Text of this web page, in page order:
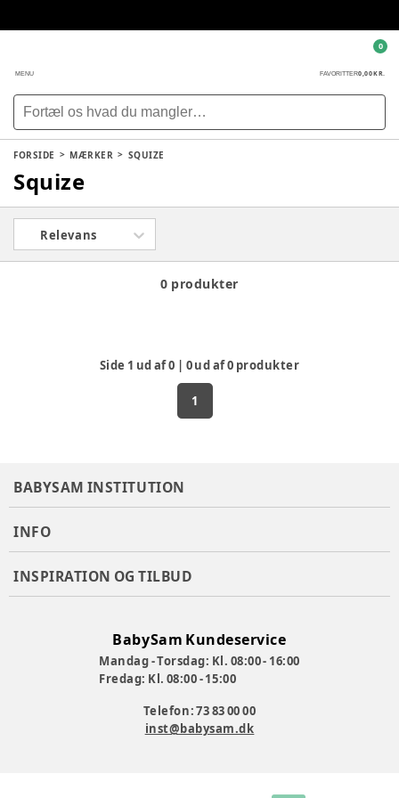
MENU FAVORITTER0,00 KR.
0
FORSIDE MÆRKER SQUIZE
Squize
Relevans
0 produkter
Side 1 ud af0 0ud af0 produkter
1
BABYSAM INSTITUTION
INFO
INSPIRATION OG TILBUD
BabySam Kundeservice
Mandag - Torsdag: Kl. 08:00 - 16:00
Fredag: Kl. 08:00 - 15:00
Telefon: 73 83 00 00
inst@babysam.dk